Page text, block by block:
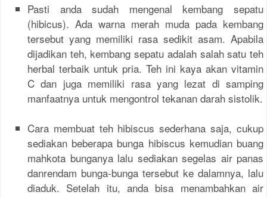
Pasti anda sudah mengenal kembang sepatu
(hibicus). Ada warna merah muda pada kembang
tersebut yang memiliki rasa sedikit asam. Apabila
dijadikan teh, kembang sepatu adalah salah satu teh
herbal terbaik untuk pria. Teh ini kaya akan vitamin
C dan juga memiliki rasa yang lezat di samping
manfaatnya untuk mengontrol tekanan darah sistolik.
Cara membuat teh hibiscus sederhana saja, cukup
sediakan beberapa bunga hibiscus kemudian buang
mahkota bunganya lalu sediakan segelas air panas
danrendam bunga-bunga tersebut ke dalamnya, lalu
diaduk. Setelah itu, anda bisa menambahkan air